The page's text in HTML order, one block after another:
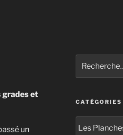
grades et
un
pour
:
CATÉGORIES